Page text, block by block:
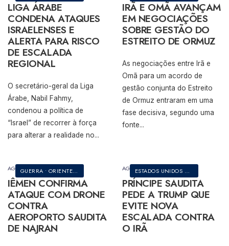
LIGA ÁRABE
CONDENA ATAQUES
ISRAELENSES E
ALERTA PARA RISCO
DE ESCALADA
REGIONAL
O secretário-geral da Liga
Árabe, Nabil Fahmy,
condenou a política de
“Israel” de recorrer à força
para alterar a realidade no...
IRÃ E OMÃ AVANÇAM
EM NEGOCIAÇÕES
SOBRE GESTÃO DO
ESTREITO DE ORMUZ
As negociações entre Irã e
Omã para um acordo de
gestão conjunta do Estreito
de Ormuz entraram em uma
fase decisiva, segundo uma
fonte...
GUERRA • ORIENTE MÉDIO
AGOSTO 4, 2026
IÊMEN CONFIRMA
ATAQUE COM DRONE
CONTRA
AEROPORTO SAUDITA
DE NAJRAN
ESTADOS UNIDOS DA AMÉRICA
AGOSTO 3, 2026
PRÍNCIPE SAUDITA
PEDE A TRUMP QUE
EVITE NOVA
ESCALADA CONTRA
O IRÃ